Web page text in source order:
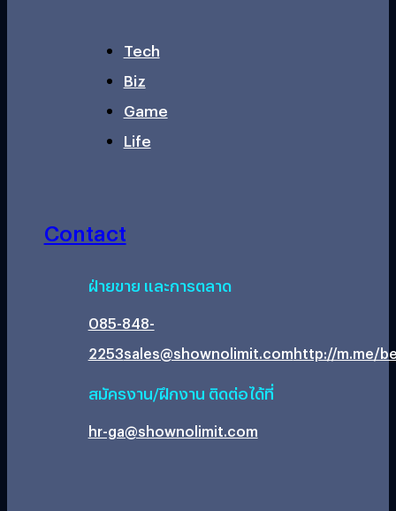
Tech
Biz
Game
Life
Contact
ฝ่ายขาย และการตลาด
085-848-
2253sales@shownolimit.comhttp://m.me/
สมัครงาน/ฝึกงาน ติดต่อได้ที่
hr-ga@shownolimit.com